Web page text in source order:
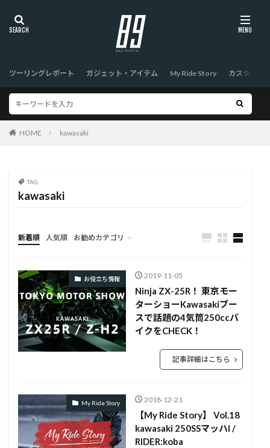
ツーリングレポート ガジェット・アイテム My Ride Story カスタム
HOME kawasaki
TAG
kawasaki
新着順 人気順 お勧めカテゴリ
TOP
お役立ち情報 2019-11-05
Ninja ZX-25R！ 東京モー
ターショーKawasakiブー
スで話題の4気筒250ccバ
イクをCHECK！
記事詳細はこちら
My Ride Story 2018-12-21
【My Ride Story】 Vol.18
kawasaki 250SSマッハI /
RIDER:koba